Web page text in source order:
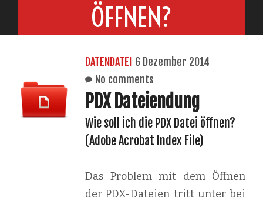
ÖFFNEN?
DATENDATEI 6 Dezember 2014
No comments
PDX Dateiendung
Wie soll ich die PDX Datei öffnen?
(Adobe Acrobat Index File)
Das Problem mit dem Öffnen
der PDX-Dateien tritt unter bei